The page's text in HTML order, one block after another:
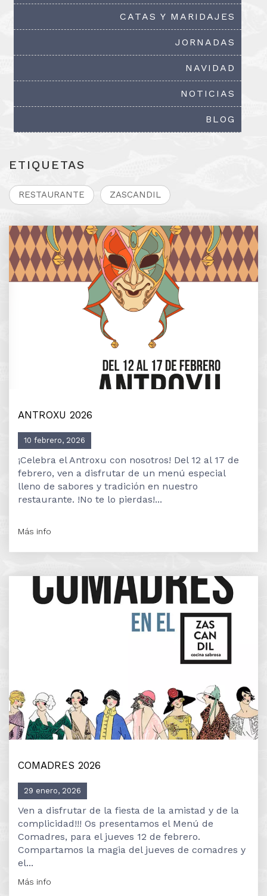
CATAS Y MARIDAJES
JORNADAS
NAVIDAD
NOTICIAS
BLOG
ETIQUETAS
RESTAURANTE ZASCANDIL
ANTROXU 2026
10 febrero, 2026
¡Celebra el Antroxu con nosotros! Del 12 al 17 de
febrero, ven a disfrutar de un menú especial
lleno de sabores y tradición en nuestro
restaurante. !No te lo pierdas!...
Más info
COMADRES 2026
29 enero, 2026
Ven a disfrutar de la fiesta de la amistad y de la
complicidad!!! Os presentamos el Menú de
Comadres, para el jueves 12 de febrero.
Compartamos la magia del jueves de comadres y
el...
Más info